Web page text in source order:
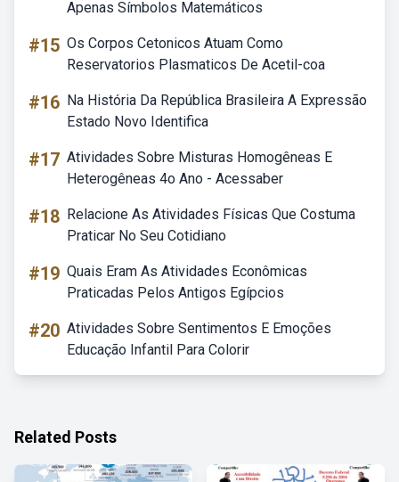
Apenas Símbolos Matemáticos
#15 Os Corpos Cetonicos Atuam Como
Reservatorios Plasmaticos De Acetil-coa
#16 Na História Da República Brasileira A Expressão
Estado Novo Identifica
#17 Atividades Sobre Misturas Homogêneas E
Heterogêneas 4o Ano - Acessaber
#18 Relacione As Atividades Físicas Que Costuma
Praticar No Seu Cotidiano
#19 Quais Eram As Atividades Econômicas
Praticadas Pelos Antigos Egípcios
#20 Atividades Sobre Sentimentos E Emoções
Educação Infantil Para Colorir
Related Posts